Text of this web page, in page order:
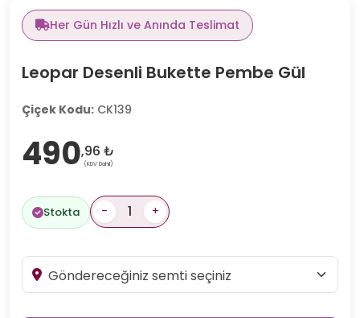
Her Gün Hızlı ve Anında Teslimat
Leopar Desenli Bukette Pembe Gül
Çiçek Kodu: CK139
490,96 ₺
(KDV Dahil)
Stokta - +